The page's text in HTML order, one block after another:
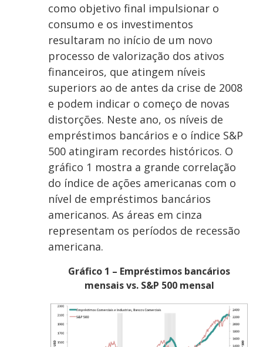
como objetivo final impulsionar o
consumo e os investimentos
resultaram no início de um novo
processo de valorização dos ativos
financeiros, que atingem níveis
superiors ao de antes da crise de 2008
e podem indicar o começo de novas
distorções. Neste ano, os níveis de
empréstimos bancários e o índice S&P
500 atingiram recordes históricos. O
gráfico 1 mostra a grande correlação
do índice de ações americanas com o
nível de empréstimos bancários
americanos. As áreas em cinza
representam os períodos de recessão
americana.
Gráfico 1 – Empréstimos bancários
mensais vs. S&P 500 mensal